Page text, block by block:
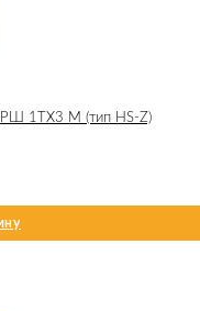
1ТХ3 М (тип HS-Z)